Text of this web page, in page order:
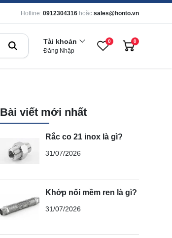
Hotline: 0912304316 hoặc sales@honto.vn
Tài khoản
Đăng Nhập
0 0
Bài viết mới nhất
Rắc co 21 inox là gì?
31/07/2026
Khớp nối mềm ren là gì?
31/07/2026